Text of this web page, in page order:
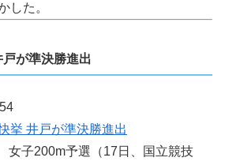
した。
が準決勝進出
挙 井戸が準決勝進出
子200m予選（17日、国立競技